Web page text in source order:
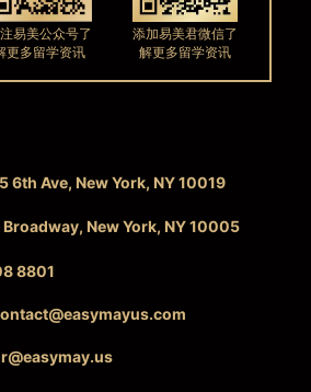
6th Ave, New York, NY 10019
Broadway, New York, NY 10005
8801
易美公众号了
更多留学资讯
添加易美君微信了
解更多留学资讯